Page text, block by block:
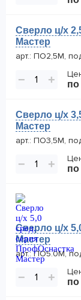
Сверло ц/х
Мастер
арт.: ПО2,5М,
− +
по
Сверло ц/х
Мастер
арт.: ПО3,5М,
− +
по
Сверло ц/х
Мастер
арт.: ПО5.0М,
− +
по